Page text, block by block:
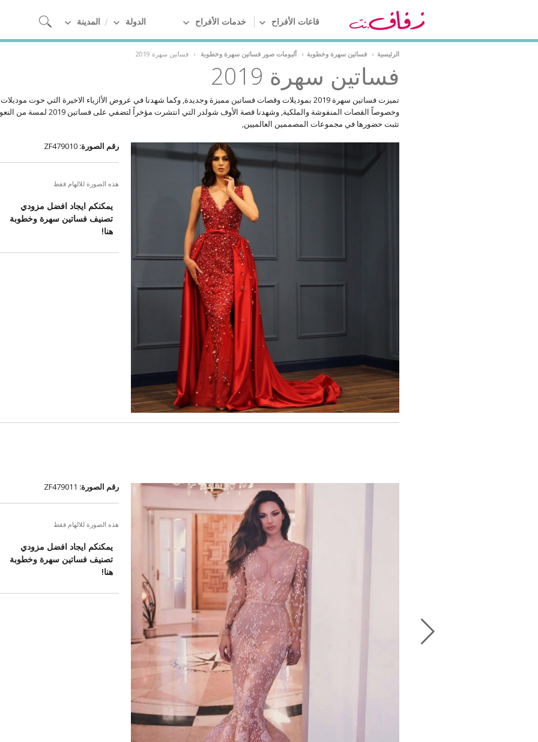
قاعات الأفراح خدمات الأفراح الدولة المدينة
الرئيسية › فساتين سهرة وخطوبة › ألبومات صور فساتين سهرة وخطوبة › فساتين سهرة 2019
فساتين سهرة 2019
وخصوصاً القصات المنفوشة والملكية,
تثبت حضورها في مجموعات المصممين العالميين,
رقم الصورة:
هذه الصورة للالهام فقط
يمكنكم ايجاد افضل مزودي
تصنيف فساتين سهرة وخطوبة
هنا!
رقم الصورة:
هذه الصورة للالهام فقط
يمكنكم ايجاد افضل مزودي
تصنيف فساتين سهرة وخطوبة
هنا!